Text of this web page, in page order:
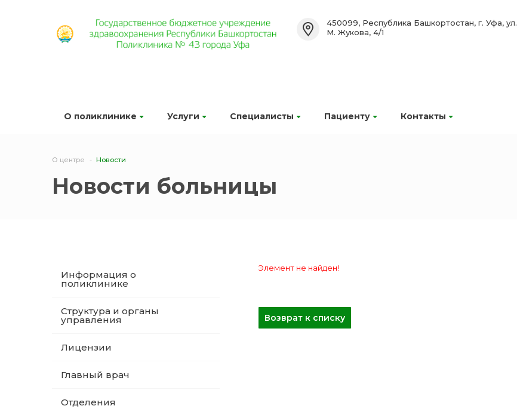
О поликлинике Услуги Специалисты Пациенту Контакты
450099, Республика Башкортостан, г. Уфа, ул.
М. Жукова, 4/1
О центре Новости
Новости больницы
Информация о
поликлинике
Структура и органы
управления
Лицензии
Главный врач
Отделения
Элемент не найден!
Возврат к списку